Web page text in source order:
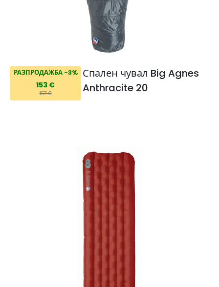
РАЗПРОДАЖБА -3%
153 €
157 €
Спален чувал Big Agnes
Anthracite 20